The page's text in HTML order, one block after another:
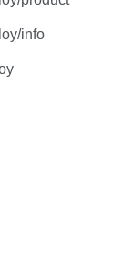
info